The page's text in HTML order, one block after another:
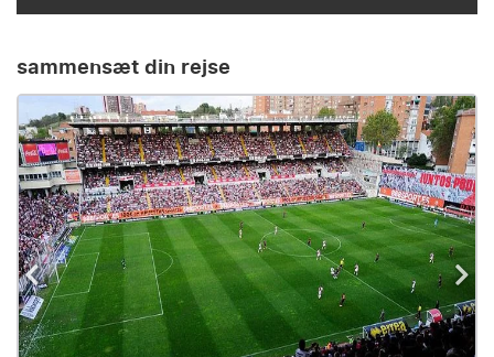
sammensæt din rejse